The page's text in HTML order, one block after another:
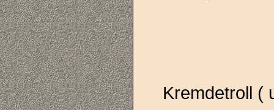
Kremdetroll (